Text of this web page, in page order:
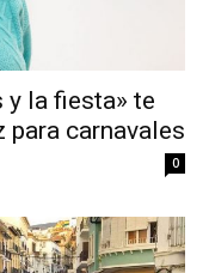
y la fiesta» te
para carnavales
0